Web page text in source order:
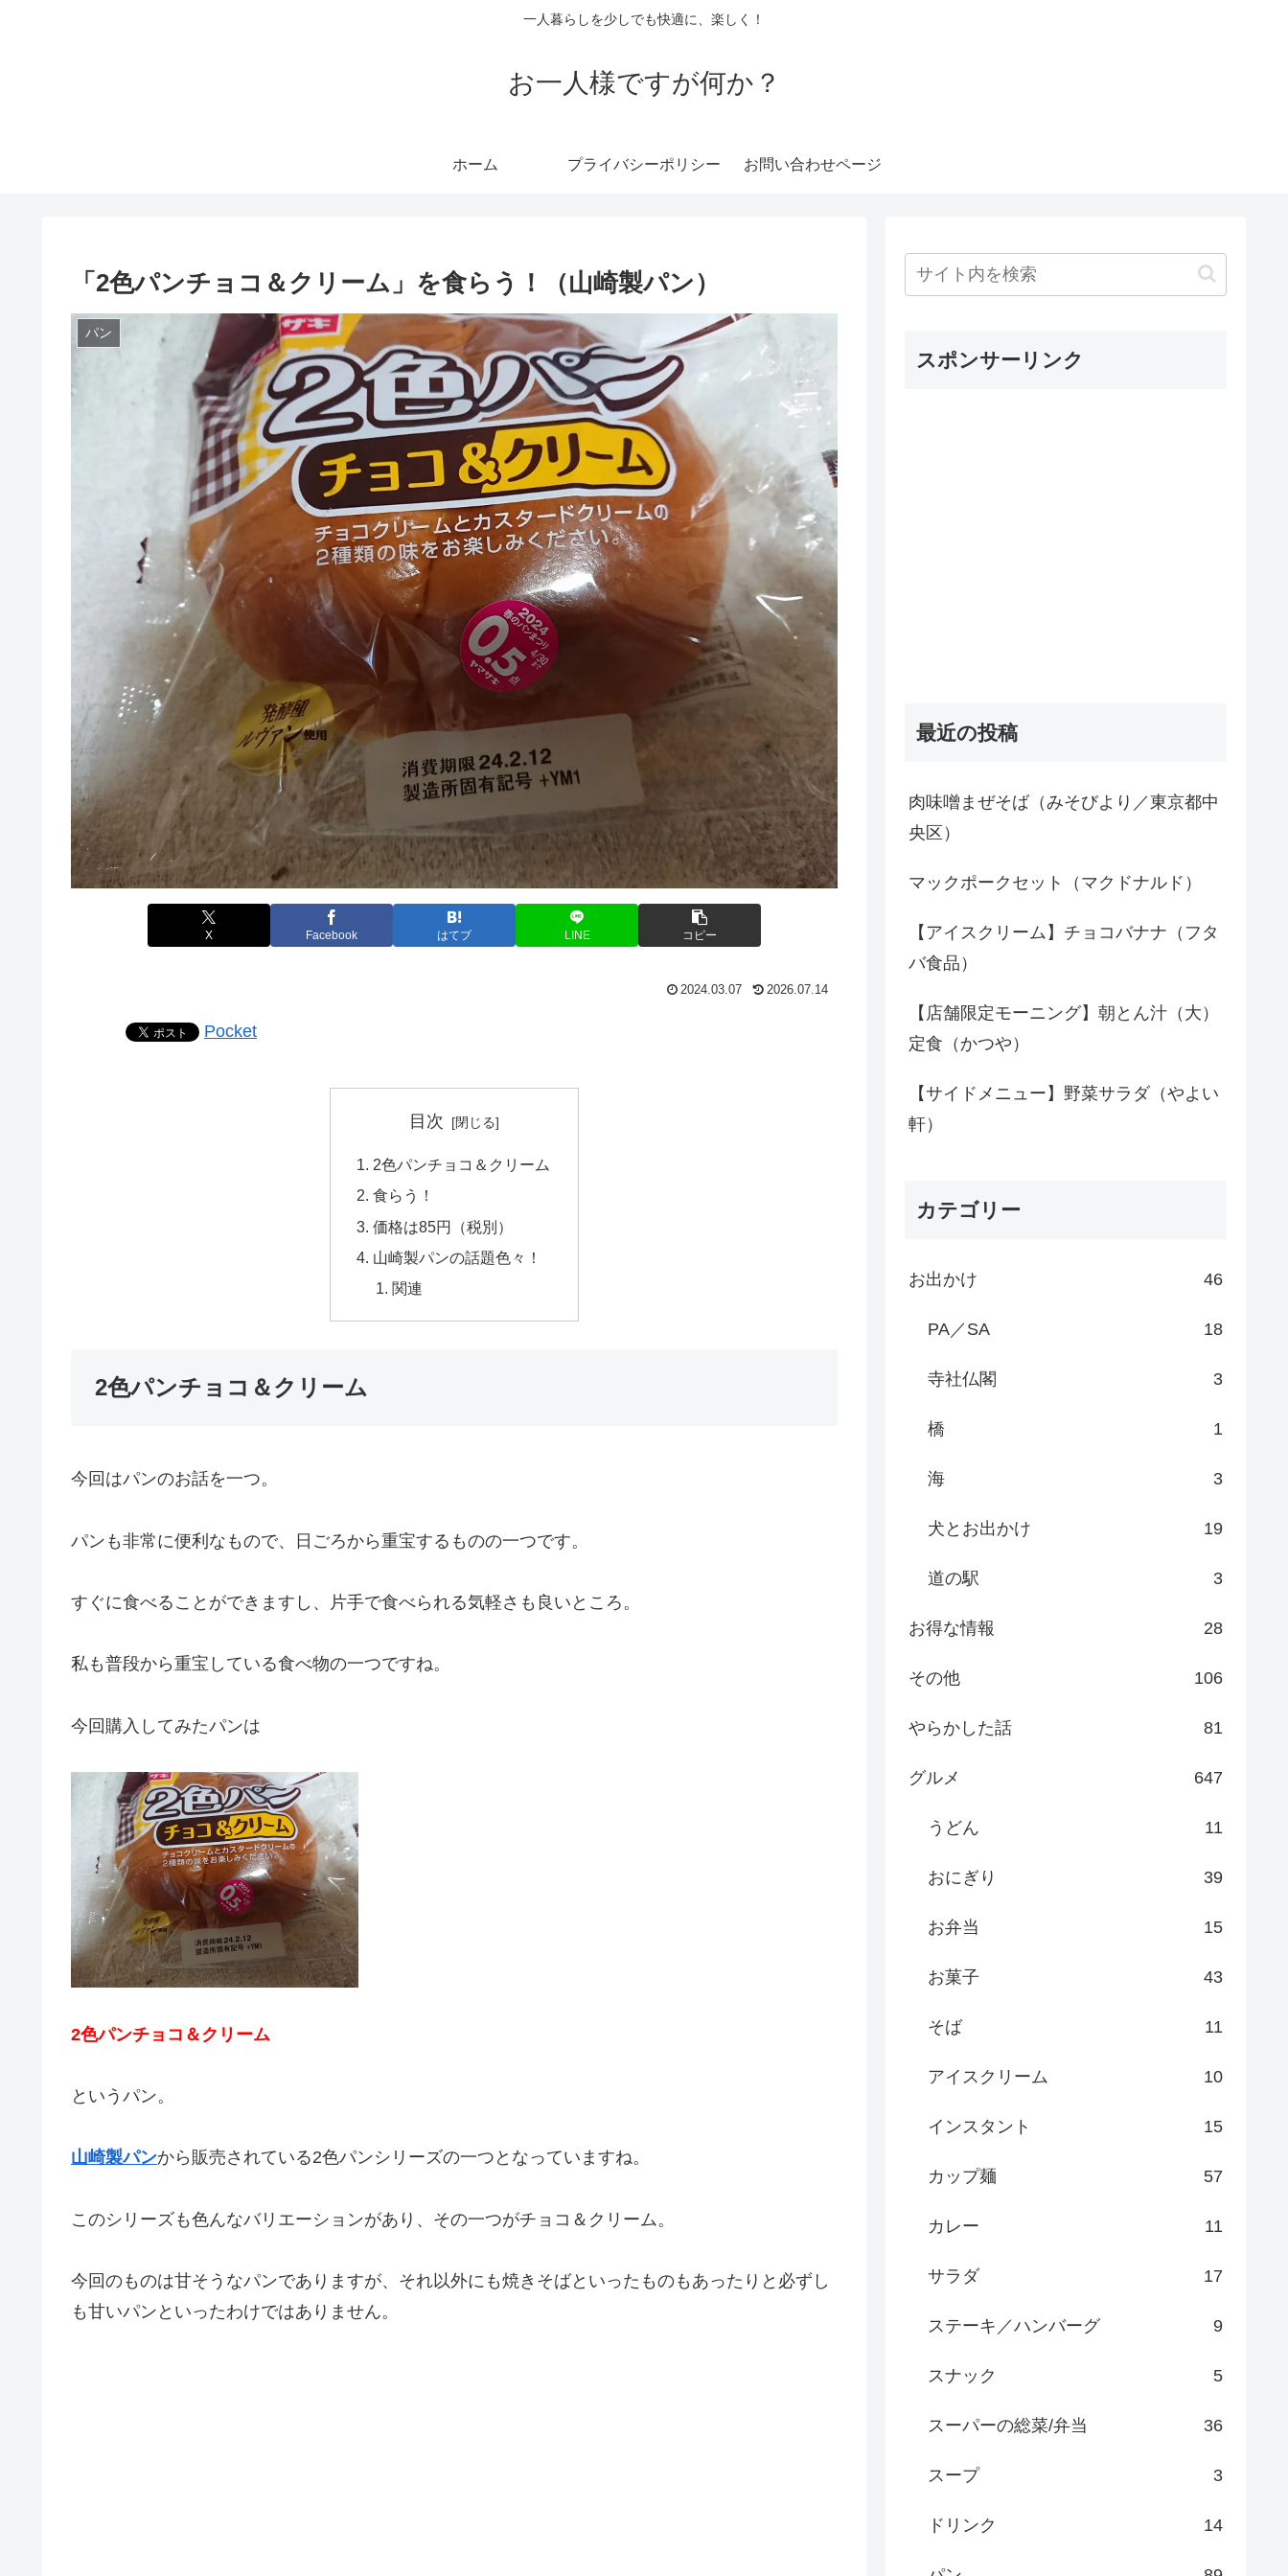
一人暮らしを少しでも快適に、楽しく！
お一人様ですが何か？
ホーム プライバシーポリシー お問い合わせページ
「2色パンチョコ＆クリーム」を食らう！（山崎製パン）
パン
X Facebook はてブ LINE コピー
2024.03.07 2026.07.14
Pocket
目次
2色パンチョコ＆クリーム
食らう！
価格は85円（税別）
山崎製パンの話題色々！
関連
2色パンチョコ＆クリーム
今回はパンのお話を一つ。
パンも非常に便利なもので、日ごろから重宝するものの一つです。
すぐに食べることができますし、片手で食べられる気軽さも良いところ。
私も普段から重宝している食べ物の一つですね。
今回購入してみたパンは
2色パンチョコ＆クリーム
というパン。
山崎製パンから販売されている2色パンシリーズの一つとなっていますね。
このシリーズも色んなバリエーションがあり、その一つがチョコ＆クリーム。
今回のものは甘そうなパンでありますが、それ以外にも焼きそばといったものもあったりと必ずし
も甘いパンといったわけではありません。
スポンサーリンク
最近の投稿
肉味噌まぜそば（みそびより／東京都中
央区）
マックポークセット（マクドナルド）
【アイスクリーム】チョコバナナ（フタ
バ食品）
【店舗限定モーニング】朝とん汁（大）
定食（かつや）
【サイドメニュー】野菜サラダ（やよい
軒）
カテゴリー
お出かけ 46
PA／SA 18
寺社仏閣 3
橋 1
海 3
犬とお出かけ 19
道の駅 3
お得な情報 28
その他 106
やらかした話 81
グルメ 647
うどん 11
おにぎり 39
お弁当 15
お菓子 43
そば 11
アイスクリーム 10
インスタント 15
カップ麺 57
カレー 11
サラダ 17
ステーキ／ハンバーグ 9
スナック 5
スーパーの総菜/弁当 36
スープ 3
ドリンク 14